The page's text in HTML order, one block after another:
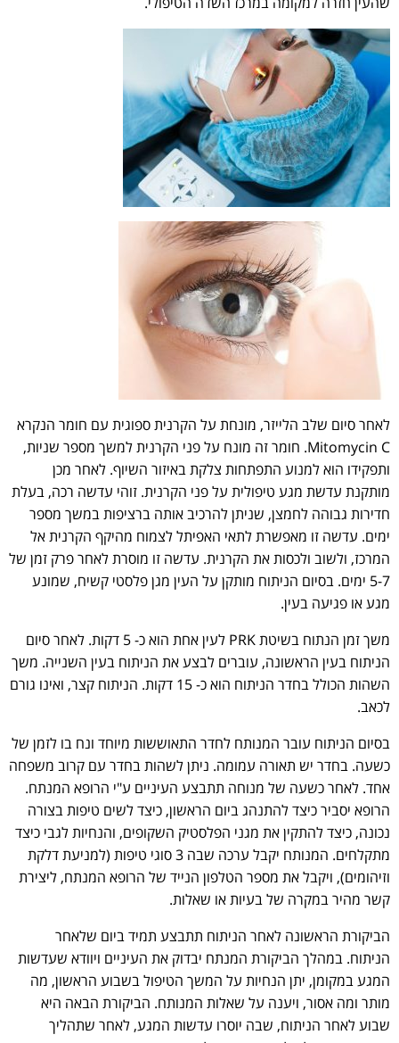
לאחר סיום שלב הלייזר, מונחת על הקרנית ספוגית עם חומר הנקרא
Mitomycin C. חומר זה מונח על פני הקרנית למשך מספר שניות,
ותפקידו הוא למנוע התפתחות צלקת באיזור השיוף. לאחר מכן
מותקנת עדשת מגע טיפולית על פני הקרנית. זוהי עדשה רכה, בעלת
חדירות גבוהה לחמצן, שניתן להרכיב אותה ברציפות במשך מספר
ימים. עדשה זו מאפשרת לתאי האפיתל לצמוח מהיקף הקרנית אל
המרכז, ולשוב ולכסות את הקרנית. עדשה זו מוסרת לאחר פרק זמן של
5-7 ימים. בסיום הניתוח מותקן על העין מגן פלסטי קשיח, שמונע
מגע או פגיעה בעין.
משך זמן הנתוח בשיטת PRK לעין אחת הוא כ- 5 דקות. לאחר סיום
הניתוח בעין הראשונה, עוברים לבצע את הניתוח בעין השנייה. משך
השהות הכולל בחדר הניתוח הוא כ- 15 דקות. הניתוח קצר, ואינו גורם
לכאב.
בסיום הניתוח עובר המנותח לחדר התאוששות מיוחד ונח בו לזמן של
כשעה. בחדר יש תאורה עמומה. ניתן לשהות בחדר עם קרוב משפחה
אחד. לאחר כשעה של מנוחה תתבצע העיניים ע"י הרופא המנתח.
הרופא יסביר כיצד להתנהג ביום הראשון, כיצד לשים טיפות בצורה
נכונה, כיצד להתקין את מגני הפלסטיק השקופים, והנחיות לגבי כיצד
מתקלחים. המנותח יקבל ערכה שבה 3 סוגי טיפות (למניעת דלקת
וזיהומים), ויקבל את מספר הטלפון הנייד של הרופא המנתח, ליצירת
קשר מהיר במקרה של בעיות או שאלות.
הביקורת הראשונה לאחר הניתוח תתבצע תמיד ביום שלאחר
הניתוח. במהלך הביקורת המנתח יבדוק את העיניים ויוודא שעדשות
המגע במקומן, יתן הנחיות על המשך הטיפול בשבוע הראשון, מה
מותר ומה אסור, ויענה על שאלות המנותח. הביקורת הבאה היא
שבוע לאחר הניתוח, שבה יוסרו עדשות המגע, לאחר שתהליך